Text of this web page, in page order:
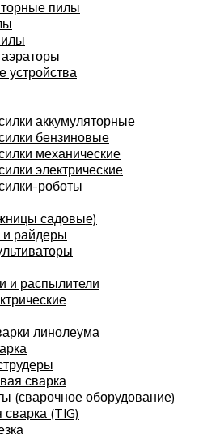
пилы
устройства
аккумуляторные
бензиновые
механические
электрические
роботы
садовые)
и райдеры
и распылители
линолеума
сварка
(сварочное оборудование)
сварка (TIG)